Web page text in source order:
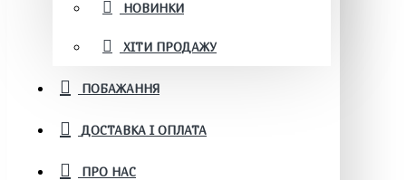
НОВИНКИ
ХІТИ ПРОДАЖУ
ПОБАЖАННЯ
ДОСТАВКА І ОПЛАТА
ПРО НАС